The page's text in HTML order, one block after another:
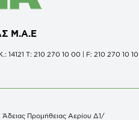
Μ.Α.Ε
14121 Τ: 210 270 10 00 | F: 210 270 10 10
Άδειας Προμήθειας Αερίου Δ1/